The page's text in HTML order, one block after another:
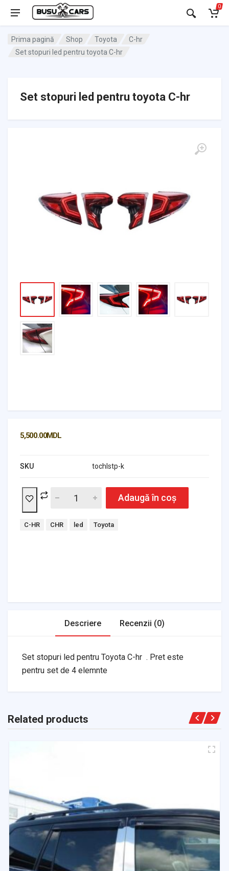
0
Prima pagină Shop Toyota
C-hr
Set stopuri led pentru toyota C-hr
Set stopuri led pentru toyota C-hr
5,500.00MDL
SKU tochlstp-k
Adaugă în coș
Tags:
C-HR CHR led Toyota
Descriere Recenzii (0)
Set stopuri led pentru Toyota C-hr . Pret este
pentru set de 4 elemnte
Related products